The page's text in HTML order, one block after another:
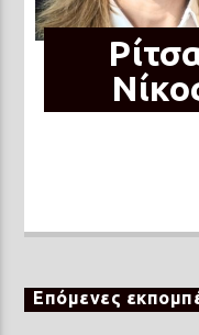
Επόμενες